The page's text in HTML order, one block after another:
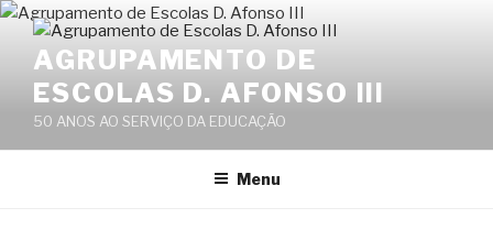
Saltar
conteúdo
AGRUPAMENTO DE
ESCOLAS D. AFONSO III
50 ANOS AO SERVIÇO DA EDUCAÇÃO
Menu